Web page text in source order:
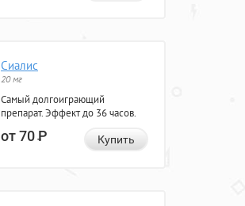
Сиалис
20 мг
Самый долгоиграющий
препарат. Эффект до 36 часов.
от 70Р Купить